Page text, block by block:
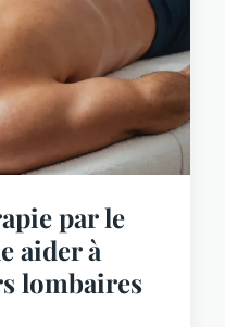
par le
aider à
lombaires